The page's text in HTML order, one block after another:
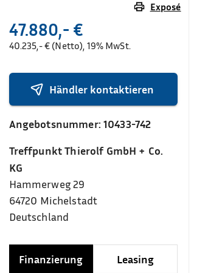
Exposé
47.880,- €
40.235,- € (Netto), 19% MwSt.
Händler kontaktieren
Angebotsnummer: 10433-742
Treffpunkt Thierolf GmbH + Co.
KG
Hammerweg 29
64720 Michelstadt
Deutschland
Finanzierung Leasing